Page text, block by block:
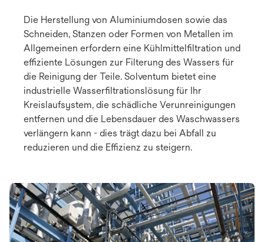
Die Herstellung von Aluminiumdosen sowie das
Schneiden, Stanzen oder Formen von Metallen im
Allgemeinen erfordern eine Kühlmittelfiltration und
effiziente Lösungen zur Filterung des Wassers für
die Reinigung der Teile. Solventum bietet eine
industrielle Wasserfiltrationslösung für Ihr
Kreislaufsystem, die schädliche Verunreinigungen
entfernen und die Lebensdauer des Waschwassers
verlängern kann - dies trägt dazu bei Abfall zu
reduzieren und die Effizienz zu steigern.